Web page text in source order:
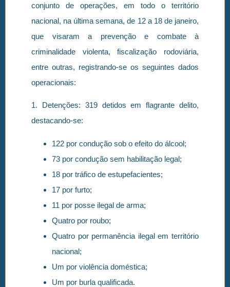
conjunto de operações, em todo o território
nacional, na última semana, de 12 a 18 de janeiro,
que visaram a prevenção e combate à
criminalidade violenta, fiscalização rodoviária,
entre outras, registrando-se os seguintes dados
operacionais:
1. Detenções: 319 detidos em flagrante delito,
destacando-se:
122 por condução sob o efeito do álcool;
73 por condução sem habilitação legal;
18 por tráfico de estupefacientes;
17 por furto;
11 por posse ilegal de arma;
Quatro por roubo;
Quatro por permanência ilegal em território
nacional;
Um por violência doméstica;
Um por burla qualificada.